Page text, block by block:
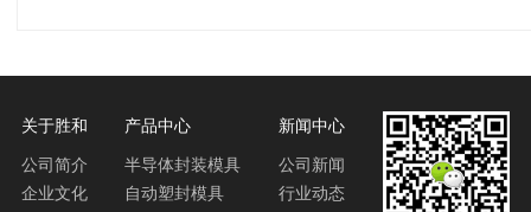
关于胜和
公司简介
企业文化
产品中心
半导体封装模具
自动塑封模具
新闻中心
公司新闻
行业动态